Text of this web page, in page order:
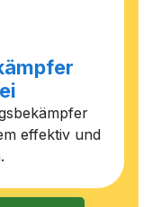
effektiv und